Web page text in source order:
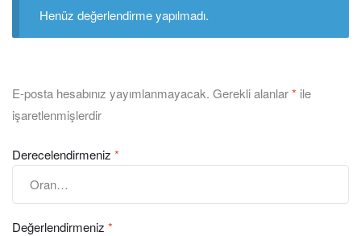
Henüz değerlendirme yapılmadı.
E-posta hesabınız yayımlanmayacak. Gerekli alanlar* ile
işaretlenmişlerdir
Derecelendirmeniz *
Değerlendirmeniz *